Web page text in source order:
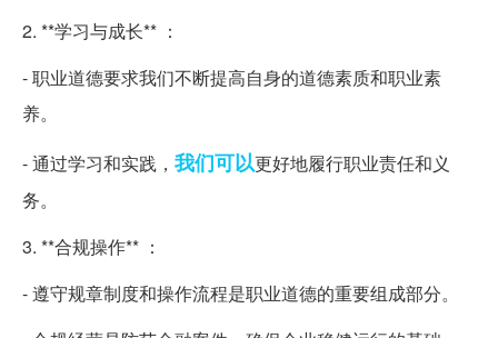
2. **学习与成长** ：
- 职业道德要求我们不断提高自身的道德素质和职业素
养。
- 通过学习和实践， 我们可以更好地履行职业责任和义
务。
3. **合规操作** ：
- 遵守规章制度和操作流程是职业道德的重要组成部分。